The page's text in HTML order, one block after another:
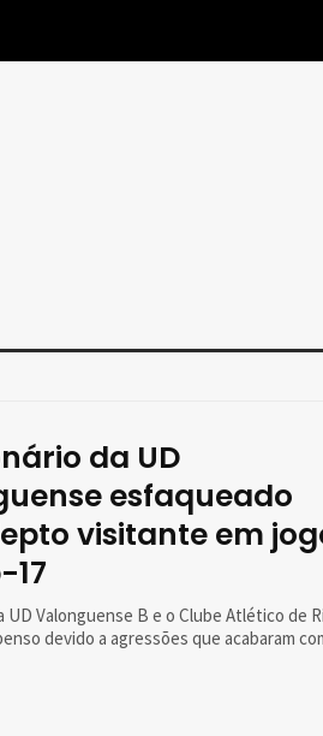
da UD
esfaqueado
visitante em
17
UD Valonguense B e o Clube Atlético de
devido a agressões que acabaram